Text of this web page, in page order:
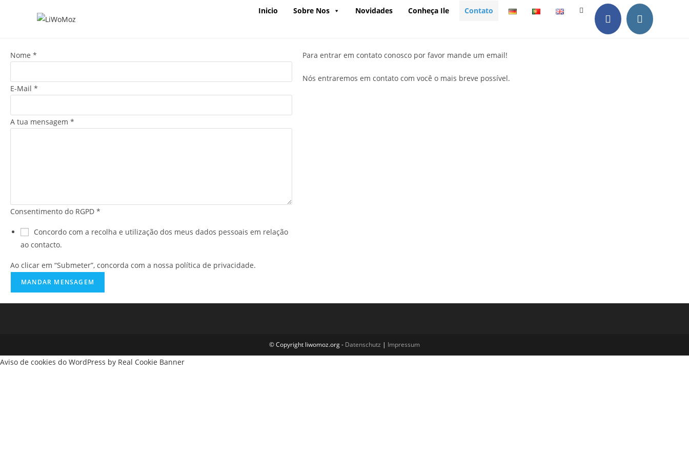
Inicio Sobre Nos Novidades Conheça Ile Contato
Nome *
E-Mail *
A tua mensagem *
Consentimento do RGPD *
Concordo com a recolha e utilização dos meus dados pessoais em relação
ao contacto.
Ao clicar em “Submeter”, concorda com a nossa política de privacidade.
MANDAR MENSAGEM
Para entrar em contato conosco por favor mande um email!
Nós entraremos em contato com você o mais breve possível.
© Copyright liwomoz.org - Datenschutz | Impressum
Aviso de cookies do WordPress by Real Cookie Banner